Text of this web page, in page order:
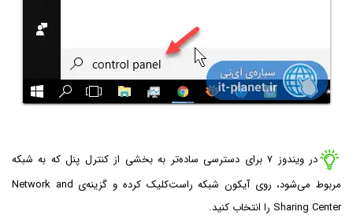
در ویندوز ۷ برای دسترسی ساده‌تر به بخشی از کنترل پنل که به شبکه
مربوط می‌شود، روی آیکون شبکه راست‌کلیک کرده و گزینه‌ی Network and
Sharing Center را انتخاب کنید.